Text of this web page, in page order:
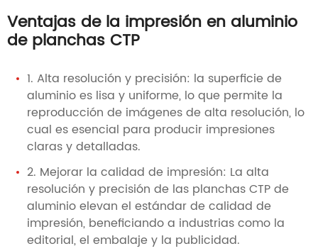
Ventajas de la impresión en aluminio
de planchas CTP
1. Alta resolución y precisión: la superficie de
aluminio es lisa y uniforme, lo que permite la
reproducción de imágenes de alta resolución, lo
cual es esencial para producir impresiones
claras y detalladas.
2. Mejorar la calidad de impresión: La alta
resolución y precisión de las planchas CTP de
aluminio elevan el estándar de calidad de
impresión, beneficiando a industrias como la
editorial, el embalaje y la publicidad.